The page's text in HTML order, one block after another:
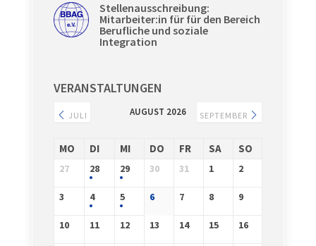
Stellenausschreibung:
Mitarbeiter:in für für den Bereich
Berufliche und soziale
Integration
VERANSTALTUNGEN
JULI AUGUST 2026 SEPTEMBER
MO DI MI DO FR SA SO
27 28 29 30 31 1 2
3 4 5 6 7 8 9
10 11 12 13 14 15 16